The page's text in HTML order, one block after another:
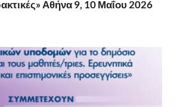
Αθήνα 9, 10 Μαΐου 2026